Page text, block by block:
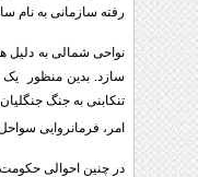
رفته سازمانی به نام
نواحی شمالی به دلیل
سازد. بدین منظور یک
تنکابنی به جنگ
امر، فرمانروایی
در چنین احوالی